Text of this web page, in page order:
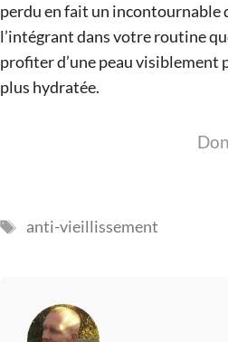
perdu en fait un incontournable
l’intégrant dans votre routine
profiter d’une peau visiblement
plus hydratée.
Étiquettes
anti-vieillissement